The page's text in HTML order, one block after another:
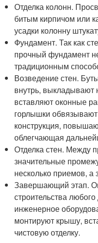
Отделка колонн.
битым кирпичом или
усадки колонну
Фундамент. Так как
прочный фундамент
традиционным
Возведение стен.
внутрь, выкладывают
вставляют оконные
горлышки обвязывают
конструкция,
облегчающая
Отделка стен. Между
значительные
несколько приемов, а
Завершающий этап.
строительства
инженерное
монтируют крышу,
чистовую отделку.